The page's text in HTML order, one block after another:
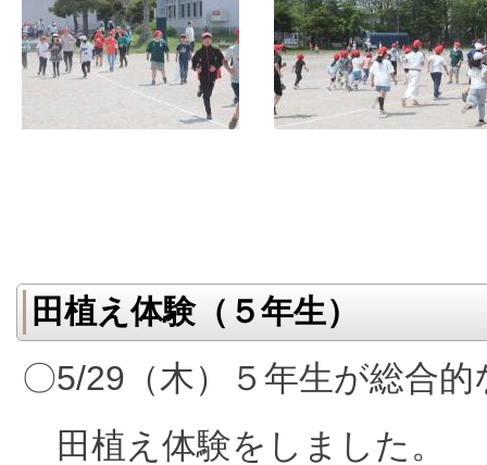
田植え体験（５年生）
〇5/29（木）５年生が総合的
田植え体験をしました。